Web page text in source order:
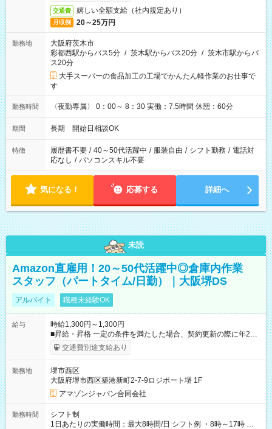
交通費 嬉しい全額支給（社内規定あり）
月収例 20～25万円
勤務地
大阪府茨木市
彩都西駅からバス5分 / 茨木駅からバス20分 / 茨木市駅からバ
ス20分
大手スーパーの食品加工の工場でかんたん軽作業のお仕事で
す
勤務時間 〈夜勤専属〉 0：00～ 8：30 実働：7.5時間 休憩：60分
期間 長期 開始日相談OK
特徴 履歴書不要 / 40～50代活躍中 / 服装自由 / シフト勤務 / 電話対
応なし / パソコンスキル不要
気になる！ 応募する 詳細へ
未読
Amazon直雇用！20～50代活躍中◎倉庫内作業
スタッフ（パートタイム/日勤）｜大阪堺DS
アルバイト 職種未経験OK
給与
時給1,300円～1,300円
■昇給・昇格 一定の条件を満たした場合、契約更新の際に年2回
まで昇給の機会があります。 ■正社員登用制度あり ※月末締/翌
月25日支払い ※時間外手当、別途支給 ※深夜割増賃金 (22:00～
☆Amazon直雇用で安定して働けます！ 【試用期間】試用期間
あり 試用期間の長さ：1週間 雇用形態、給与は本採用時と同じ
です。
交通費別途支給あり
勤務地
堺市西区
大阪府堺市西区築港新町2-7-9ロジポート堺 1F
アマゾンジャパン合同会社
勤務時間
シフト制
1日あたりの実働時間：最大8時間/日 シフト例 ・8時～17時 ・